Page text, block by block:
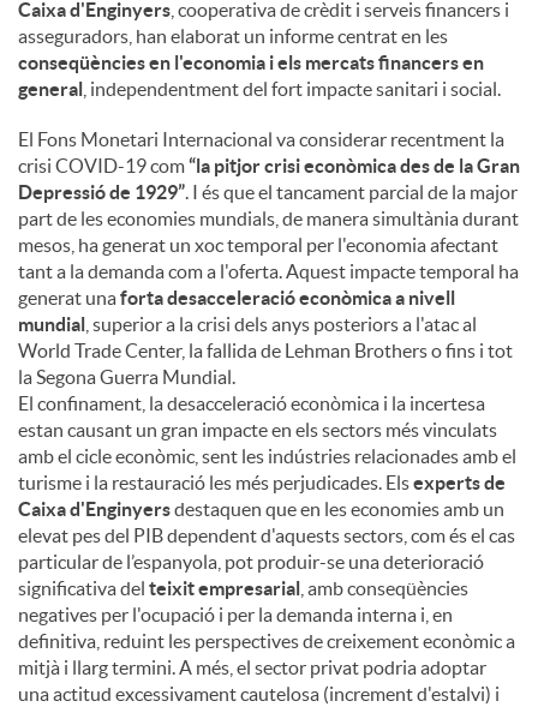
Caixa d'Enginyers , cooperativa de crèdit i serveis financers i
asseguradors, han elaborat un informe centrat en les
conseqüències en l'economia i els mercats financers en
general , independentment del fort impacte sanitari i social.
El Fons Monetari Internacional va considerar recentment la
crisi COVID-19 com“la pitjor crisi econòmica des de la Gran
Depressió de 1929”. I és que el tancament parcial de la major
part de les economies mundials, de manera simultània durant
mesos, ha generat un xoc temporal per l'economia afectant
tant a la demanda com a l'oferta. Aquest impacte temporal ha
generat unaforta desacceleració econòmica a nivell
mundial , superior a la crisi dels anys posteriors a l'atac al
World Trade Center, la fallida de Lehman Brothers o fins i tot
la Segona Guerra Mundial.
El confinament, la desacceleració econòmica i la incertesa
estan causant un gran impacte en els sectors més vinculats
amb el cicle econòmic, sent les indústries relacionades amb el
turisme i la restauració les més perjudicades. Elsexperts de
Caixa d'Enginyersdestaquen que en les economies amb un
elevat pes del PIB dependent d'aquests sectors, com és el cas
particular de l’espanyola, pot produir-se una deterioració
significativa del teixit empresarial , amb conseqüències
negatives per l'ocupació i per la demanda interna i, en
definitiva, reduint les perspectives de creixement econòmic a
mitjà i llarg termini. A més, el sector privat podria adoptar
una actitud excessivament cautelosa (increment d'estalvi) i